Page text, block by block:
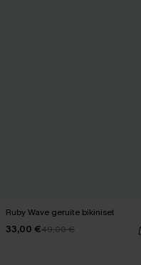
Ruby Wave geruite bikiniset
33,00 €49,00 €